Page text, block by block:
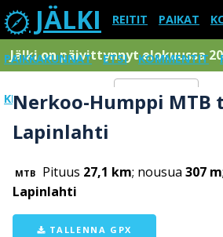
JÄLKI REITIT PAIKAT
PAIKKAKUNNAT ETSI KOMMENTIT
KIRJAUDU SISÄÄN Menu
Jälki on päivittynnyt elokuussa
Nerkoo-Humppi
Lapinlahti
MTB Pituus 27,1 km; nousua 307 m
Lapinlahti
TALLENNA GPX